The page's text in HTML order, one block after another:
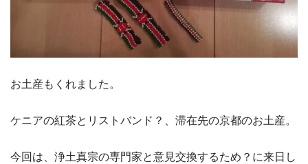
お土産もくれました。
ケニアの紅茶とリストバンド？、滞在先の京都のお土産。
今回は、浄土真宗の専門家と意見交換するため？に来日し